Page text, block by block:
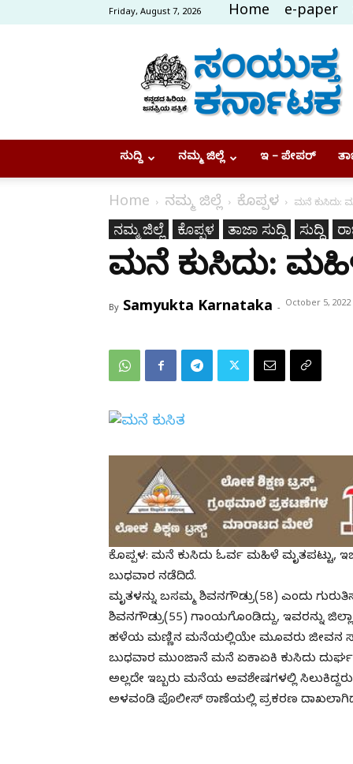
Friday, August 7, 2026 Home e-paper
Samyukta
Karnataka
ಸುದ್ದಿ ನಮ್ಮ ಜಿಲ್ಲೆ ಇ – ಪೇಪರ್
Home ನಮ್ಮ ಜಿಲ್ಲೆ ಕೊಪ್ಪಳ ಮನೆ ಕುಸಿದು:
ನಮ್ಮ ಜಿಲ್ಲೆ ಕೊಪ್ಪಳ ತಾಜಾ ಸುದ್ದಿ ಸುದ್ದಿ
ಮನೆ ಕುಸಿದು:
By Samyukta Karnataka - October 5, 2022
ಕೊಪ್ಪಳ: ಮನೆ ಕುಸಿದು ಓರ್ವ ಮಹಿಳೆ ಮೃತಪಟ್ಟು,
ಬುಧವಾರ ನಡೆದಿದೆ.
ಮೃತಳನ್ನು ಬಸಮ್ಮ ಶಿವನಗೌಡ್ರು(58) ಎಂದು
ಶಿವನಗೌಡ್ರು(55) ಗಾಂಯಗೊಂಡಿದ್ದು, ಇವರನ್ನು
ಹಳೆಯ ಮಣ್ಣಿನ ಮನೆಯಲ್ಲಿಯೇ ಮೂವರು ಜೀವನ
ಬುಧವಾರ ಮುಂಜಾನೆ ಮನೆ ಏಕಾಏಕಿ ಕುಸಿದು
ಅಲ್ಲದೇ ಇಬ್ಬರು ಮನೆಯ ಅವಶೇಷಗಳಲ್ಲಿ
ಅಳವಂಡಿ ಪೊಲೀಸ್ ಠಾಣೆಯಲ್ಲಿ ಪ್ರಕರಣ